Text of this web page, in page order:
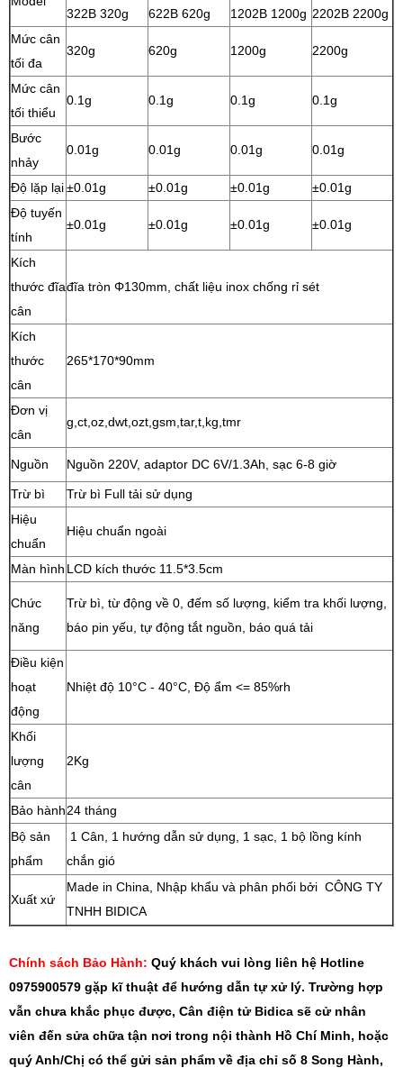
322B 320g
622B 620g 1202B 1200g 2202B 2200g
Mức cân
tối đa
320g 620g 1200g 2200g
Mức cân
tối thiểu
0.1g 0.1g 0.1g 0.1g
Bước
nhảy
0.01g 0.01g 0.01g 0.01g
Độ lặp lại±0.01g ±0.01g ±0.01g
±0.01g
Độ tuyến
tính
±0.01g ±0.01g ±0.01g ±0.01g
Kích
thước đĩa
cân
đĩa tròn Φ130mm, chất liệu inox chống rỉ sét
Kích
thước
cân
265*170*90mm
Đơn vị
cân
g,ct,oz,dwt,ozt,gsm,tar,t,kg,tmr
Nguồn Nguồn 220V, adaptor DC 6V/1.3Ah, sạc 6-8 giờ
Trừ bì
Trừ bì Full tải sử dụng
Hiệu
chuẩn
Hiệu chuẩn ngoài
Màn hình LCD kích thước 11.5*3.5cm
Chức
năng
Trừ bì, từ động về 0, đếm số lượng, kiểm tra khối lượng,
báo pin yếu, tự động tắt nguồn, báo quá tải
Điều kiện
hoạt
động
Nhiệt độ 10°C - 40°C, Độ ẩm <= 85%rh
Khối
lượng
cân
2Kg
Bảo hành24 tháng
Bộ sản
phẩm
1 Cân, 1 hướng dẫn sử dụng, 1 sạc, 1 bộ lồng kính
chắn gió
Xuất xứ
Made in China, Nhập khẩu và phân phối bởi CÔNG TY
TNHH BIDICA
Chính sách Bảo Hành: Quý khách vui lòng liên hệ Hotline
0975900579 gặp kĩ thuật để hướng dẫn tự xử lý. Trường hợp
vẫn chưa khắc phục được, Cân điện tử Bidica sẽ cử nhân
viên đến sửa chữa tận nơi trong nội thành Hồ Chí Minh, hoặc
quý Anh/Chị có thể gửi sản phẩm về địa chỉ số 8 Song Hành,